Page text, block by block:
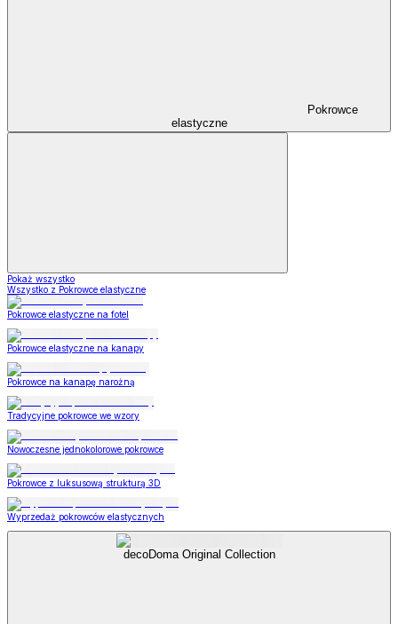
Pokrowce
elastyczne
Pokaż wszystko
Wszystko z Pokrowce elastyczne
Pokrowce elastyczne na fotel
Pokrowce elastyczne na kanapy
Pokrowce na kanapę narożną
Tradycyjne pokrowce we wzory
Nowoczesne jednokolorowe pokrowce
Pokrowce z luksusową strukturą 3D
Wyprzedaż pokrowców elastycznych
decoDoma Original Collection